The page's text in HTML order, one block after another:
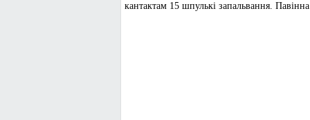
кантактам 15 шпулькі запальвання.